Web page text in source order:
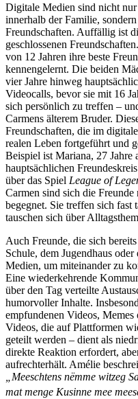
Digitale Medien sind nicht
innerhalb der Familie,
Freundschaften. Auffällig ist
geschlossenen
von 12 Jahren ihre beste
kennengelernt. Die beiden
vier Jahre hinweg
Videocalls, bevor sie mit 16
sich persönlich zu treffen –
Carmens älterem Bruder.
Freundschaften, die im
realen Leben fortgeführt und
Beispiel ist Mariana, 27 Jahre
hauptsächlichen
über das Spiel League of
Carmen sind sich die
begegnet. Sie treffen sich fast
tauschen sich über
Auch Freunde, die sich
Schule, dem Jugendhaus
Medien, um miteinander zu
Eine wiederkehrende
über den Tag verteilte
humorvoller Inhalte.
empfundenen Videos,
Videos, die auf Plattformen
geteilt werden – dient als
direkte Reaktion erfordert,
aufrechterhält. Amélie
„Meeschtens nëmme witzeg
mat menge Kusinne mee